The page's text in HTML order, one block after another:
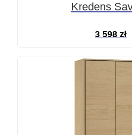
Kredens
3 598 zł